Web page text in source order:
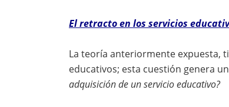
El retracto en los servicios
La teoría anteriormente expuesta,
educativos; esta cuestión genera
adquisición de un servicio educativo?